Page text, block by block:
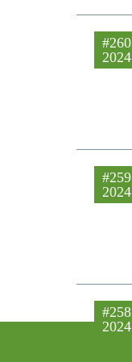
#260
2024
#259
2024
#258
2024